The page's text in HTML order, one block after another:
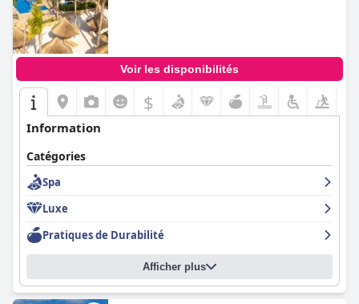
Voir les disponibilités
$
Information
Catégories
Spa
Luxe
Pratiques de Durabilité
Afficher plus